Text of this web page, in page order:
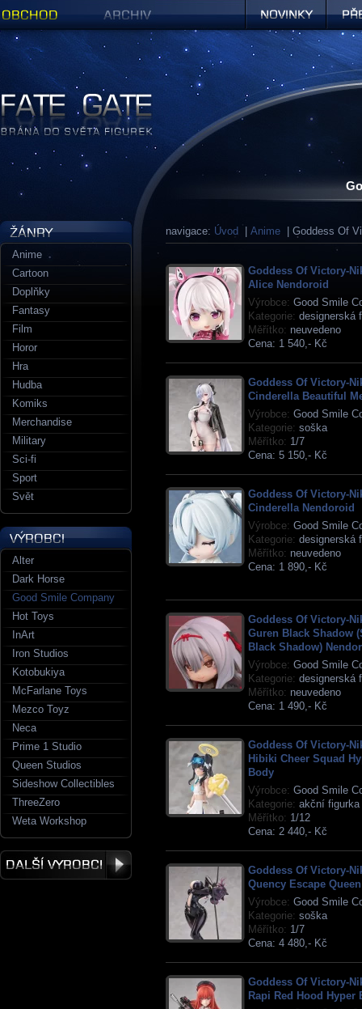
navigace: Úvod Anime | Goddess Of
Goddess Of Victory-
Alice Nendoroid
Výrobce: Good Smile
Kategorie: designerská
Měřítko: neuvedeno
Cena: 1 540,- Kč
Goddess Of Victory-
Cinderella Beautiful
Výrobce: Good Smile
Kategorie: soška
Měřítko: 1/7
Cena: 5 150,- Kč
Goddess Of Victory-
Cinderella Nendoroid
Výrobce: Good Smile
Kategorie: designerská
Měřítko: neuvedeno
Cena: 1 890,- Kč
Goddess Of Victory-
Guren Black Shadow
Black Shadow)
Výrobce: Good Smile
Kategorie: designerská
Měřítko: neuvedeno
Cena: 1 490,- Kč
Goddess Of Victory-
Hibiki Cheer Squad
Body
Výrobce: Good Smile
Kategorie: akční figurka
Měřítko: 1/12
Cena: 2 440,- Kč
Goddess Of Victory-
Quency Escape Queen
Výrobce: Good Smile
Kategorie: soška
Měřítko: 1/7
Cena: 4 480,- Kč
Goddess Of Victory-
Rapi Red Hood Hyper
Anime
Cartoon
Doplňky
Fantasy
Film
Horor
Hra
Hudba
Komiks
Merchandise
Military
Sci-fi
Sport
Svět
Alter
Dark Horse
Good Smile Company
Hot Toys
InArt
Iron Studios
Kotobukiya
McFarlane Toys
Mezco Toyz
Neca
Prime 1 Studio
Queen Studios
Sideshow Collectibles
ThreeZero
Weta Workshop
Figurky a sošky | Fate Gate